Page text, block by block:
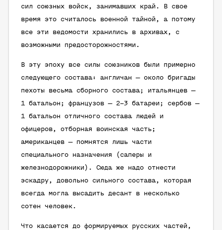
сил союзных войск, занимавших край. В свое
время это считалось военной тайной, а потому
все эти ведомости хранились в архивах, с
возможными предосторожностями.
В эту эпоху все силы союзников были примерно
следующего состава: англичан — около бригады
пехоты весьма сборного состава; итальянцев —
1 батальон; французов — 2–3 батареи; сербов —
1 батальон отличного состава людей и
офицеров, отборная воинская часть;
американцев — помнятся лишь части
специального назначения (саперы и
железнодорожники). Сюда же надо отнести
эскадру, довольно сильного состава, которая
всегда могла высадить десант в несколько
сотен человек.
Что касается до формируемых русских частей,